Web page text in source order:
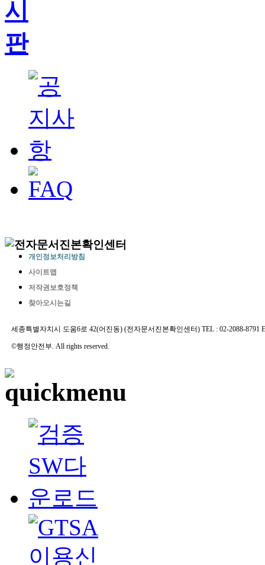
개인정보처리방침
사이트맵
저작권보호정책
찾아오시는길
세종특별자치시 도움6로 42(어진동) (전자문서진본확인센터) TEL : 02-2088-8791
©행정안전부. All rights reserved.